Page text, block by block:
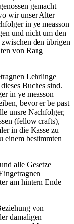
gemacht
wir unser Alter
in ye measson
und nicht um den
den übrigen
von Rang
Lehrlinge
Buches sind.
in ye measson
bevor er be past
unsre Nachfolger,
(fellow crafts),
in die Kasse zu
einem bestimmten
alle Gesetze
am hintern Ende
von
damaligen